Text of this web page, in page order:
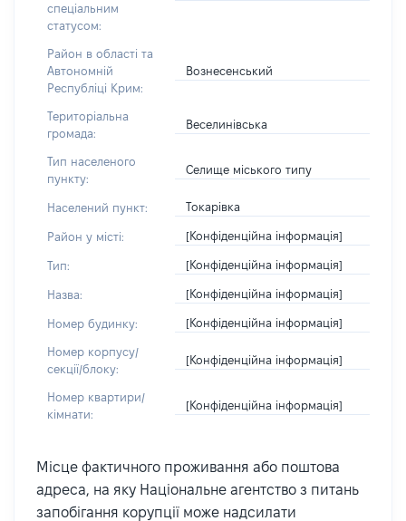
спеціальним
статусом:
Район в області та
Автономній
Республіці Крим:
Вознесенський
Територіальна
громада:
Веселинівська
Тип населеного
пункту:
Селище міського типу
Населений пункт: Токарівка
Район у місті: [Конфіденційна інформація]
Тип: [Конфіденційна інформація]
Назва: [Конфіденційна інформація]
Номер будинку: [Конфіденційна інформація]
Номер корпусу/
секції/блоку:
[Конфіденційна інформація]
Номер квартири/
кімнати:
[Конфіденційна інформація]
Місце фактичного проживання або поштова
адреса, на яку Національне агентство з питань
запобігання корупції може надсилати